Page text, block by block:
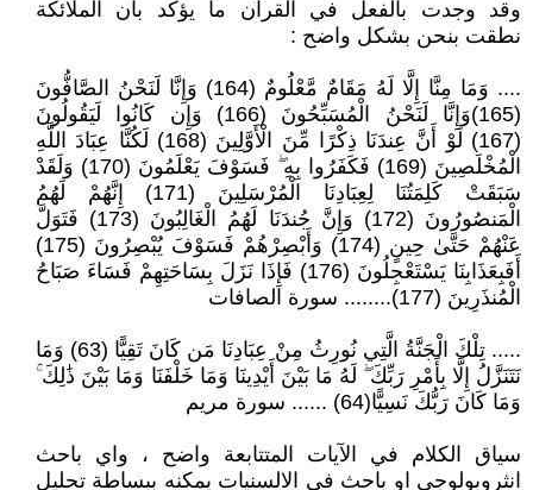
وقد وجدت بالفعل في القرآن ما يؤكد بان الملائكة
نطقت بنحن بشكل واضح :
.... وَمَا مِنَّا إِلَّا لَهُ مَقَامٌ مَّعْلُومٌ (164) وَإِنَّا لَنَحْنُ الصَّافُّونَ
(165)وَإِنَّا لَنَحْنُ الْمُسَبِّحُونَ (166) وَإِن كَانُوا لَيَقُولُونَ
(167) لَوْ أَنَّ عِندَنَا ذِكْرًا مِّنَ الْأَوَّلِينَ (168) لَكُنَّا عِبَادَ اللَّهِ
الْمُخْلَصِينَ (169) فَكَفَرُوا بِهِ ۖ فَسَوْفَ يَعْلَمُونَ (170) وَلَقَدْ
سَبَقَتْ كَلِمَتُنَا لِعِبَادِنَا الْمُرْسَلِينَ (171) إِنَّهُمْ لَهُمُ
الْمَنصُورُونَ (172) وَإِنَّ جُندَنَا لَهُمُ الْغَالِبُونَ (173) فَتَوَلَّ
عَنْهُمْ حَتَّىٰ حِينٍ (174) وَأَبْصِرْهُمْ فَسَوْفَ يُبْصِرُونَ (175)
أَفَبِعَذَابِنَا يَسْتَعْجِلُونَ (176) فَإِذَا نَزَلَ بِسَاحَتِهِمْ فَسَاءَ صَبَاحُ
الْمُنذَرِينَ (177)........ سورة الصافات
..... تِلْكَ الْجَنَّةُ الَّتِي نُورِثُ مِنْ عِبَادِنَا مَن كَانَ تَقِيًّا (63) وَمَا
نَتَنَزَّلُ إِلَّا بِأَمْرِ رَبِّكَ ۖ لَهُ مَا بَيْنَ أَيْدِينَا وَمَا خَلْفَنَا وَمَا بَيْنَ ذَٰلِكَ ۚ
وَمَا كَانَ رَبُّكَ نَسِيًّا(64) ...... سورة مريم
سياق الكلام في الآيات المتتابعة واضح ، واي باحث
انثروبولوجي او باحث في الالسنيات يمكنه ببساطة تحليل